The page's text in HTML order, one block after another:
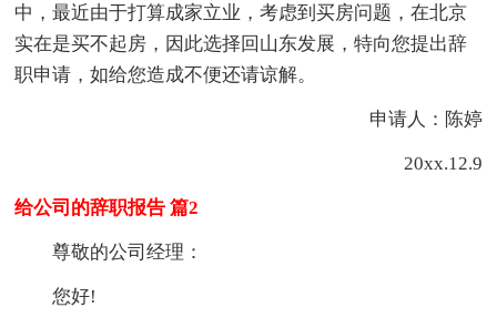
中，最近由于打算成家立业，考虑到买房问题，在北京
实在是买不起房，因此选择回山东发展，特向您提出辞
职申请，如给您造成不便还请谅解。
申请人：陈婷
20xx.12.9
给公司的辞职报告 篇2
尊敬的公司经理：
您好!